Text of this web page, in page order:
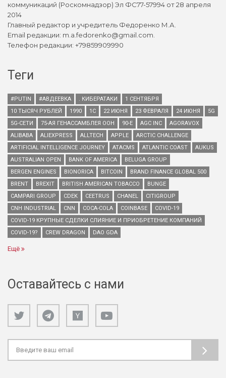
коммуникаций (Роскомнадзор) Эл ФС77-57994 от 28 апреля
2014
Главный редактор и учредитель Федоренко М.А.
Email редакции: m.a.fedorenko@gmail.com.
Телефон редакции: +79859909990
Теги
#PUTIN #АВДЕЕВКА . КИБЕРАТАКИ
1 СЕНТЯБРЯ
10 ТЫСЯЧ РУБЛЕЙ
1990 1С 22 ИЮНЯ 23 ФЕВРАЛЯ 24 ИЮНЯ
5G
5G-СЕТИ
75-АЯ ГЕНАССАМБЛЕЯ ООН 90-Е AGC INC
AGORAVOX
ALIBABA
ALIEXPRESS ALLTECH APPLE
ARCTIC CHALLENGE
ARTIFICIAL INTELLIGENCE JOURNEY
ATACMS ATLANTIC COAST
AUKUS
AUSTRALIAN OPEN
BANK OF AMERICA
BELUGA GROUP
BERGEN ENGINES
BIONORICA BITCOIN
BRAND FINANCE GLOBAL 500
BRENT
BREXIT BRITISH AMERICAN TOBACCO
BUNGE
CAMPARI GROUP
CDEK CEETRUS CHANEL
CITIGROUP
CNH INDUSTRIAL
CNN COCA-COLA COINBASE
COVID-19
COVID-19 КРУПНЫЕ СДЕЛКИ СЛИЯНИЕ И ПРИОБРЕТЕНИЕ КОМПАНИЙ
COVID-19?
CREW DRAGON DAO GDA
Ещё
Оставайтесь с нами